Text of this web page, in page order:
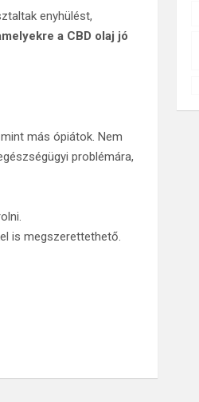
enyhülést,
a CBD olaj jó
más ópiátok. Nem
problémára,
is megszerettethető.